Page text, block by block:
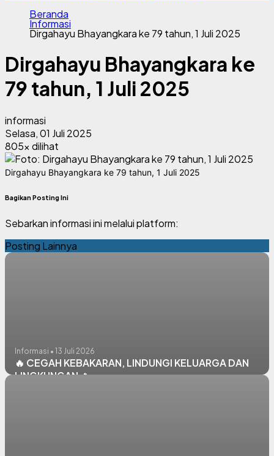
Beranda
Informasi
Dirgahayu Bhayangkara ke 79 tahun, 1 Juli 2025
Dirgahayu Bhayangkara ke
79 tahun, 1 Juli 2025
informasi
Selasa, 01 Juli 2025
805x dilihat
Dirgahayu Bhayangkara ke 79 tahun, 1 Juli 2025
Bagikan Posting Ini
Sebarkan informasi ini melalui platform:
Posting Lainnya
Informasi • 13 Juli 2026
🔥 CEGAH KEBAKARAN, LINDUNGI KELUARGA DAN
LINGKUNGAN 🔥